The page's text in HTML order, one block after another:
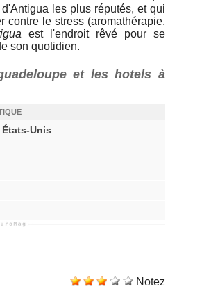
d'Antigua les plus réputés, et qui
contre le stress (aromathérapie,
est l'endroit rêvé pour se
son quotidien.
et les hotels à
Unis
Notez